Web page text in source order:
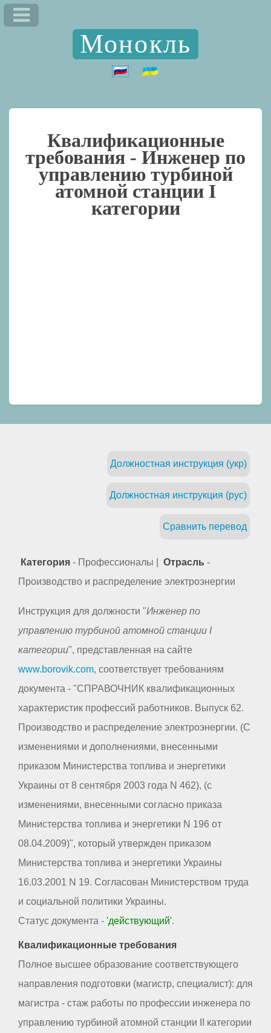
Монокль
Квалификационные
требования - Инженер по
управлению турбиной
атомной станции I
категории
Должностная инструкция (укр)
Должностная инструкция (рус)
Сравнить перевод
Категория - Профессионалы | Отрасль -
Производство и распределение электроэнергии
Инструкция для должности "Инженер по
управлению турбиной атомной станции I
категории", представленная на сайте
www.borovik.com, соответствует требованиям
документа - "СПРАВОЧНИК квалификационных
характеристик профессий работников. Выпуск 62.
Производство и распределение электроэнергии. (С
изменениями и дополнениями, внесенными
приказом Министерства топлива и энергетики
Украины от 8 сентября 2003 года N 462), (с
изменениями, внесенными согласно приказа
Министерства топлива и энергетики N 196 от
08.04.2009)", который утвержден приказом
Министерства топлива и энергетики Украины
16.03.2001 N 19. Согласован Министерством труда
и социальной политики Украины.
Статус документа - 'действующий'.
Квалификационные требования
Полное высшее образование соответствующего
направления подготовки (магистр, специалист): для
магистра - стаж работы по профессии инженера по
управлению турбиной атомной станции II категории